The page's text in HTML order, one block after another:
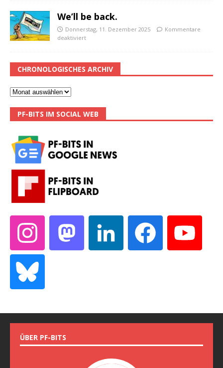
We’ll be back.
Donnerstag, 11. Dezember 2025
Kommentare
deaktiviert
CHRONOLOGISCHES ARCHIV
PF-BITS IM SOCIAL WEB
ÜBER PF-BITS